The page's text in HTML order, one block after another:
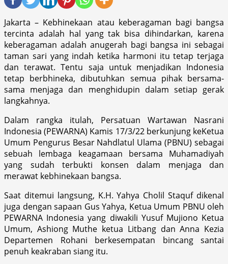
Jakarta – Kebhinekaan atau keberagaman bagi bangsa
tercinta adalah hal yang tak bisa dihindarkan, karena
keberagaman adalah anugerah bagi bangsa ini sebagai
taman sari yang indah ketika harmoni itu tetap terjaga
dan terawat. Tentu saja untuk menjadikan Indonesia
tetap berbhineka, dibutuhkan semua pihak bersama-
sama menjaga dan menghidupin dalam setiap gerak
langkahnya.
Dalam rangka itulah, Persatuan Wartawan Nasrani
Indonesia (PEWARNA) Kamis 17/3/22 berkunjung keKetua
Umum Pengurus Besar Nahdlatul Ulama (PBNU) sebagai
sebuah lembaga keagamaan bersama Muhamadiyah
yang sudah terbukti konsen dalam menjaga dan
merawat kebhinekaan bangsa.
Saat ditemui langsung, K.H. Yahya Cholil Staquf dikenal
juga dengan sapaan Gus Yahya, Ketua Umum PBNU oleh
PEWARNA Indonesia yang diwakili Yusuf Mujiono Ketua
Umum, Ashiong Muthe ketua Litbang dan Anna Kezia
Departemen Rohani berkesempatan bincang santai
penuh keakraban siang itu.